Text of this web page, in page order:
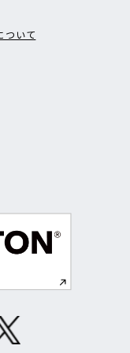
ついて